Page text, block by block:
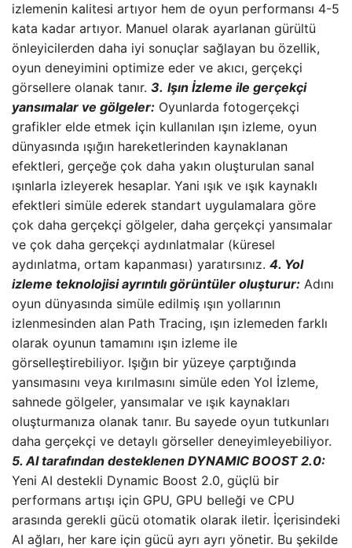
izlemenin kalitesi artıyor hem de oyun performansı 4-5
kata kadar artıyor. Manuel olarak ayarlanan gürültü
önleyicilerden daha iyi sonuçlar sağlayan bu özellik,
oyun deneyimini optimize eder ve akıcı, gerçekçi
görsellere olanak tanır. 3. Işın İzleme ile gerçekçi
yansımalar ve gölgeler: Oyunlarda fotogerçekçi
grafikler elde etmek için kullanılan ışın izleme, oyun
dünyasında ışığın hareketlerinden kaynaklanan
efektleri, gerçeğe çok daha yakın oluşturulan sanal
ışınlarla izleyerek hesaplar. Yani ışık ve ışık kaynaklı
efektleri simüle ederek standart uygulamalara göre
çok daha gerçekçi gölgeler, daha gerçekçi yansımalar
ve çok daha gerçekçi aydınlatmalar (küresel
aydınlatma, ortam kapanması) yaratırsınız. 4. Yol
izleme teknolojisi ayrıntılı görüntüler oluşturur: Adını
oyun dünyasında simüle edilmiş ışın yollarının
izlenmesinden alan Path Tracing, ışın izlemeden farklı
olarak oyunun tamamını ışın izleme ile
görselleştirebiliyor. Işığın bir yüzeye çarptığında
yansımasını veya kırılmasını simüle eden Yol İzleme,
sahnede gölgeler, yansımalar ve ışık kaynakları
oluşturmanıza olanak tanır. Bu sayede oyun tutkunları
daha gerçekçi ve detaylı görseller deneyimleyebiliyor.
5. AI tarafından desteklenen DYNAMIC BOOST 2.0:
Yeni AI destekli Dynamic Boost 2.0, güçlü bir
performans artışı için GPU, GPU belleği ve CPU
arasında gerekli gücü otomatik olarak iletir. İçerisindeki
AI ağları, her kare için gücü ayrı ayrı yönetir. Bu şekilde